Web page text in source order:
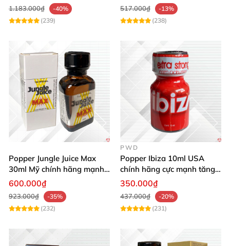
1.183.000₫
-40%
(239)
517.000₫
-13%
(238)
Popper Jungle Juice Max
30ml Mỹ chính hãng mạnh
mùi dịu kích thích
600.000₫
923.000₫
-35%
(232)
PWD
Popper Ibiza 10ml USA
chính hãng cực mạnh tăng
khoái cảm nhanh
350.000₫
437.000₫
-20%
(231)